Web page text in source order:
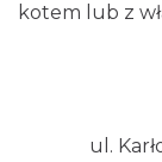
kotem lub z
ul.